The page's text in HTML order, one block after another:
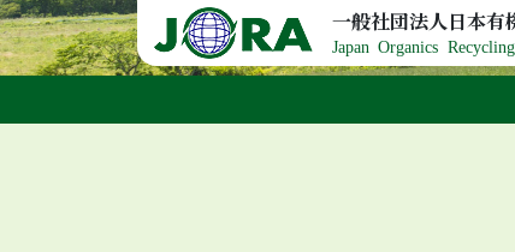
Skip to content 一般社団法人日本有
Japan Organics